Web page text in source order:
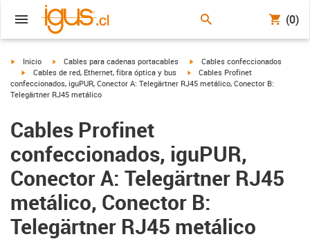
(0)
igus-icon-arrow-right
Inicio igus-icon-arrow-right
Cables para cadenas portacables igus-icon-arrow-right
Cables confeccionados
igus-icon-arrow-right
Cables de red, Ethernet, fibra óptica y bus igus-icon-arrow-right
Cables Profinet
confeccionados, iguPUR, Conector A: Telegärtner RJ45 metálico, Conector B:
Telegärtner RJ45 metálico
Cables Profinet
confeccionados, iguPUR,
Conector A: Telegärtner RJ45
metálico, Conector B:
Telegärtner RJ45 metálico